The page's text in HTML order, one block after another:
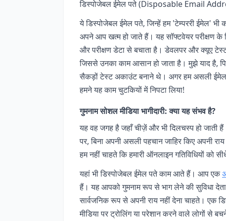
डिस्पोजेबल ईमेल पते (Disposable Email
ये डिस्पोजेबल ईमेल पते, जिन्हें हम 'टेम्पररी ईमेल'
अपने आप खत्म हो जाते हैं। यह सॉफ्टवेयर परीक्षण
और परीक्षण डेटा से बचाता है। डेवलपर और क्यूए
जिससे उनका काम आसान हो जाता है। मुझे याद है,
सैकड़ों टेस्ट अकाउंट बनाने थे। अगर हम असली ईमेल
हमने यह काम चुटकियों में निपटा लिया!
गुमनाम सोशल मीडिया भागीदारी: क्या यह संभव है?
यह वह जगह है जहाँ चीज़ें और भी दिलचस्प हो जाती
पर, बिना अपनी असली पहचान जाहिर किए अपनी
हम नहीं चाहते कि हमारी ऑनलाइन गतिविधियों को
यहां भी डिस्पोजेबल ईमेल पते काम आते हैं। आप एक
हैं। यह आपको गुमनाम रूप से भाग लेने की सुविधा
सार्वजनिक रूप से अपनी राय नहीं देना चाहते। एक
मीडिया पर ट्रोलिंग या परेशान करने वाले लोगों से